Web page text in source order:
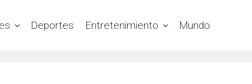
Deportes Entretenimiento Mundo